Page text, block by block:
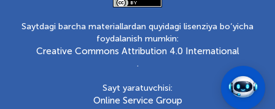
Saytdagi barcha materiallardan quyidagi lisenziya bo‘yicha
foydalanish mumkin:
Creative Commons Attribution 4.0 International
.
Sayt yaratuvchisi:
Online Service Group